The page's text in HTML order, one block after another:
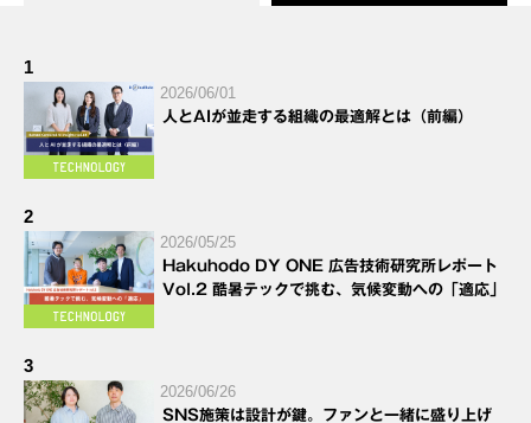
1
2026/06/01
人とAIが並走する組織の最適解とは（前編）
2
2026/05/25
Hakuhodo DY ONE 広告技術研究所レポート
Vol.2 酷暑テックで挑む、気候変動への「適応」
3
2026/06/26
SNS施策は設計が鍵。ファンと一緒に盛り上げ